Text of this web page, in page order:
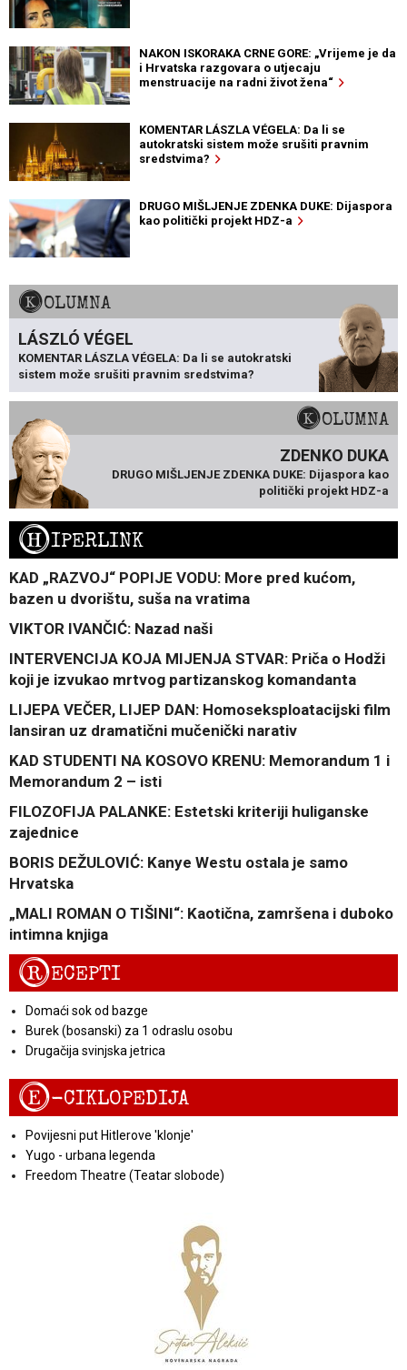
NAKON ISKORAKA CRNE GORE: „Vrijeme je da
i Hrvatska razgovara o utjecaju
menstruacije na radni život žena“
KOMENTAR LÁSZLA VÉGELA: Da li se
autokratski sistem može srušiti pravnim
sredstvima?
DRUGO MIŠLJENJE ZDENKA DUKE: Dijaspora
kao politički projekt HDZ-a
KOLUMNA
LÁSZLÓ VÉGEL
KOMENTAR LÁSZLA VÉGELA: Da li se autokratski
sistem može srušiti pravnim sredstvima?
KOLUMNA
ZDENKO DUKA
DRUGO MIŠLJENJE ZDENKA DUKE: Dijaspora kao
politički projekt HDZ-a
HIPERLINK
KAD „RAZVOJ“ POPIJE VODU: More pred kućom,
bazen u dvorištu, suša na vratima
VIKTOR IVANČIĆ: Nazad naši
INTERVENCIJA KOJA MIJENJA STVAR: Priča o Hodži
koji je izvukao mrtvog partizanskog komandanta
LIJEPA VEČER, LIJEP DAN: Homoseksploatacijski film
lansiran uz dramatični mučenički narativ
KAD STUDENTI NA KOSOVO KRENU: Memorandum 1 i
Memorandum 2 – isti
FILOZOFIJA PALANKE: Estetski kriteriji huliganske
zajednice
BORIS DEŽULOVIĆ: Kanye Westu ostala je samo
Hrvatska
„MALI ROMAN O TIŠINI“: Kaotična, zamršena i duboko
intimna knjiga
RECEPTI
Domaći sok od bazge
Burek (bosanski) za 1 odraslu osobu
Drugačija svinjska jetrica
E-CIKLOPEDIJA
Povijesni put Hitlerove 'klonje'
Yugo - urbana legenda
Freedom Theatre (Teatar slobode)